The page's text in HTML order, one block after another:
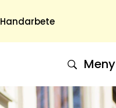
Handarbete
Om Oss
Meny